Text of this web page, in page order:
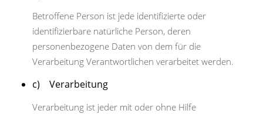
Betroffene Person ist jede identifizierte oder
identifizierbare natürliche Person, deren
personenbezogene Daten von dem für die
Verarbeitung Verantwortlichen verarbeitet werden.
c) Verarbeitung
Verarbeitung ist jeder mit oder ohne Hilfe